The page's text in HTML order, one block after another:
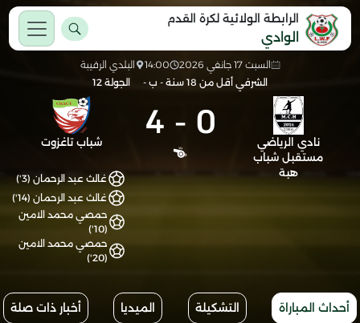
الرابطة الولائية لكرة القدم
الوادي
السبت 17 جانفي 2026 14:00
البلدي الرقيبة
الشرفي أقل من 18 سنة - ب -
الجولة 12
نادي الرياضي
مستقبل شباب
هبة
0
-
4 شباب تاغزوت
غالث عبد الرحمان (3')
غالث عبد الرحمان (14')
حمصي محمد الامين
(10')
حمصي محمد الامين
(20')
أحداث المباراة التشكيلة الميديا أخبار ذات صلة